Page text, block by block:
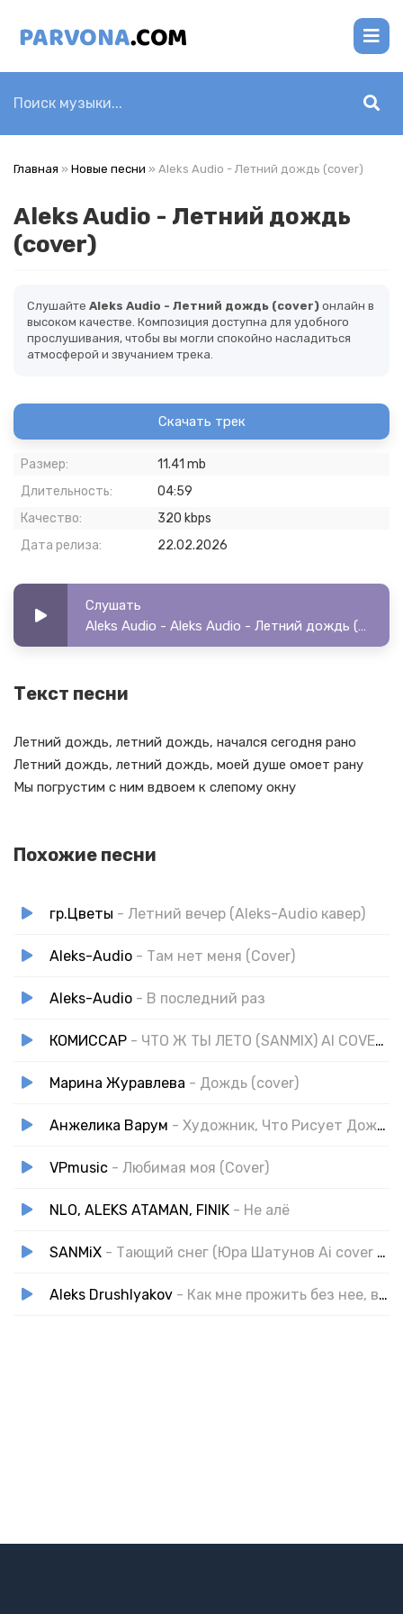
Главная » Новые песни » Aleks Audio - Летний дождь (cover)
Aleks Audio - Летний дождь
(cover)
Слушайте Aleks Audio - Летний дождь (cover) онлайн в
высоком качестве. Композиция доступна для удобного
прослушивания, чтобы вы могли спокойно насладиться
атмосферой и звучанием трека.
Скачать трек
Размер:
11.41 mb
Длительность:
04:59
Качество:
320 kbps
Дата релиза:
22.02.2026
Слушать
Aleks Audio - Aleks Audio - Летний дождь (cover)
Текст песни
Летний дождь, летний дождь, начался сегодня рано
Летний дождь, летний дождь, моей душе омоет рану
Мы погрустим с ним вдвоем к слепому окну
Похожие песни
гр.Цветы - Летний вечер (Aleks-Audio кавер)
Aleks-Audio - Там нет меня (Cover)
Aleks-Audio - В последний раз
КОМИССАР - ЧТО Ж ТЫ ЛЕТО (SANMIX) AI COVER REMIX
Марина Журавлева - Дождь (cover)
Анжелика Варум - Художник, Что Рисует Дождь (VPmusic Cover)
VPmusic - Любимая моя (Cover)
NLO, ALEKS ATAMAN, FINIK - Не алё
SANMiX - Тающий снег (Юра Шатунов Ai cover remix)
Aleks Drushlyakov - Как мне прожить без нее, вы мне скажите